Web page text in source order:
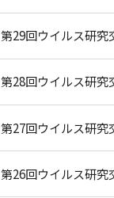
第29回ウイルス研究
第28回ウイルス研究
第27回ウイルス研究
第26回ウイルス研究